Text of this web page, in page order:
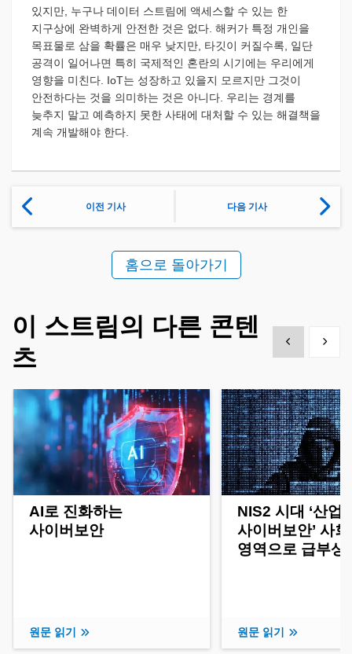
있지만, 누구나 데이터 스트림에 액세스할 수 있는 한
지구상에 완벽하게 안전한 것은 없다. 해커가 특정 개인을
목표물로 삼을 확률은 매우 낮지만, 타깃이 커질수록, 일단
공격이 일어나면 특히 국제적인 혼란의 시기에는 우리에게
영향을 미친다. IoT는 성장하고 있을지 모르지만 그것이
안전하다는 것을 의미하는 것은 아니다. 우리는 경계를
늦추지 말고 예측하지 못한 사태에 대처할 수 있는 해결책을
계속 개발해야 한다.
이전 기사 다음 기사
홈으로 돌아가기
이 스트림의 다른 콘텐
츠
Show previous
Show
AI로 진화하는
사이버보안
원문 읽기
NIS2 시대 ‘산업
사이버보안’ 사
영역으로 급부상
원문 읽기